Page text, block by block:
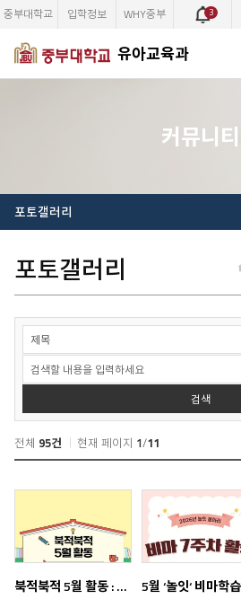
유아교육과
중부대학교 입학정보 WHY중부 3
커뮤니티
포토갤러리
포토갤러리
게
검
검색
전체 95건 현재 페이지 1/11
북적북적 5월 활동 : 어린이날 박물관 봉사활동/ 조별 그림책 제작 회의